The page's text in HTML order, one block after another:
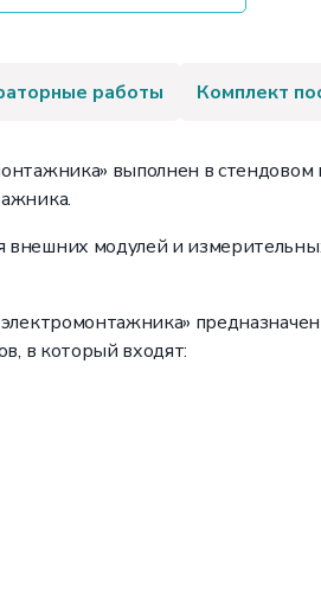
работы Комплект
выполнен в
модулей и
в который входят: